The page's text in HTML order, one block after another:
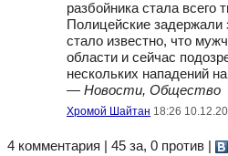
разбойника стала всего
Полицейские задержали
стало известно, что
области и сейчас
нескольких нападений
— Новости, Общество
Хромой Шайтан 18:26
4 комментария | 45 за, 0 против